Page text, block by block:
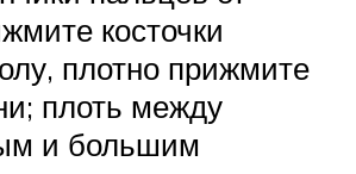
косточки
плотно прижмите
плоть между
и большим